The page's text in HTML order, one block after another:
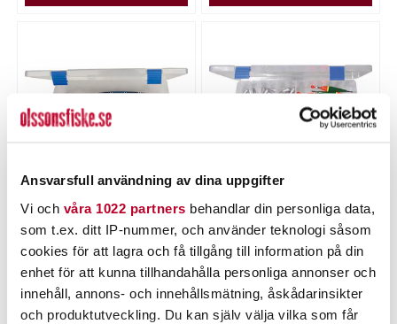
Ansvarsfull användning av dina uppgifter
Vi och våra 1022 partners behandlar din personliga data,
som t.ex. ditt IP-nummer, och använder teknologi såsom
cookies för att lagra och få tillgång till information på din
enhet för att kunna tillhandahålla personliga annonser och
innehåll, annons- och innehållsmätning, åskådarinsikter
och produktutveckling. Du kan själv välja vilka som får
POWER TACKLE
Power Tackle Betesask
PT59 (2st)
Nuvarande pris:
199,00 kr Tidigare pris:
318,00 kr
199,00 kr
318,00 kr
FLER ÄN 6 ST KVAR
POWER TACKLE
Power Tackle Betesask
PT78 / 270x185x45mm.
Nuvarande pris
69,00 krTidigare pris :
89,00 kr
69,00 kr
89,00 kr
FLER ÄN 6 ST KVAR